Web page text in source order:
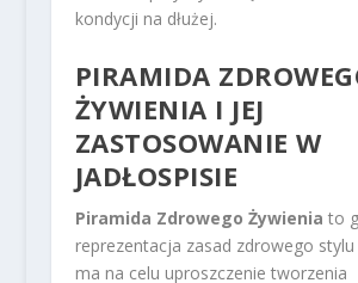
kondycji na dłużej.
PIRAMIDA
ŻYWIENIA I JEJ
ZASTOSOWANIE W
JADŁOSPISIE
Piramida Zdrowego Żywienia to
reprezentacja zasad zdrowego
ma na celu uproszczenie tworzenia